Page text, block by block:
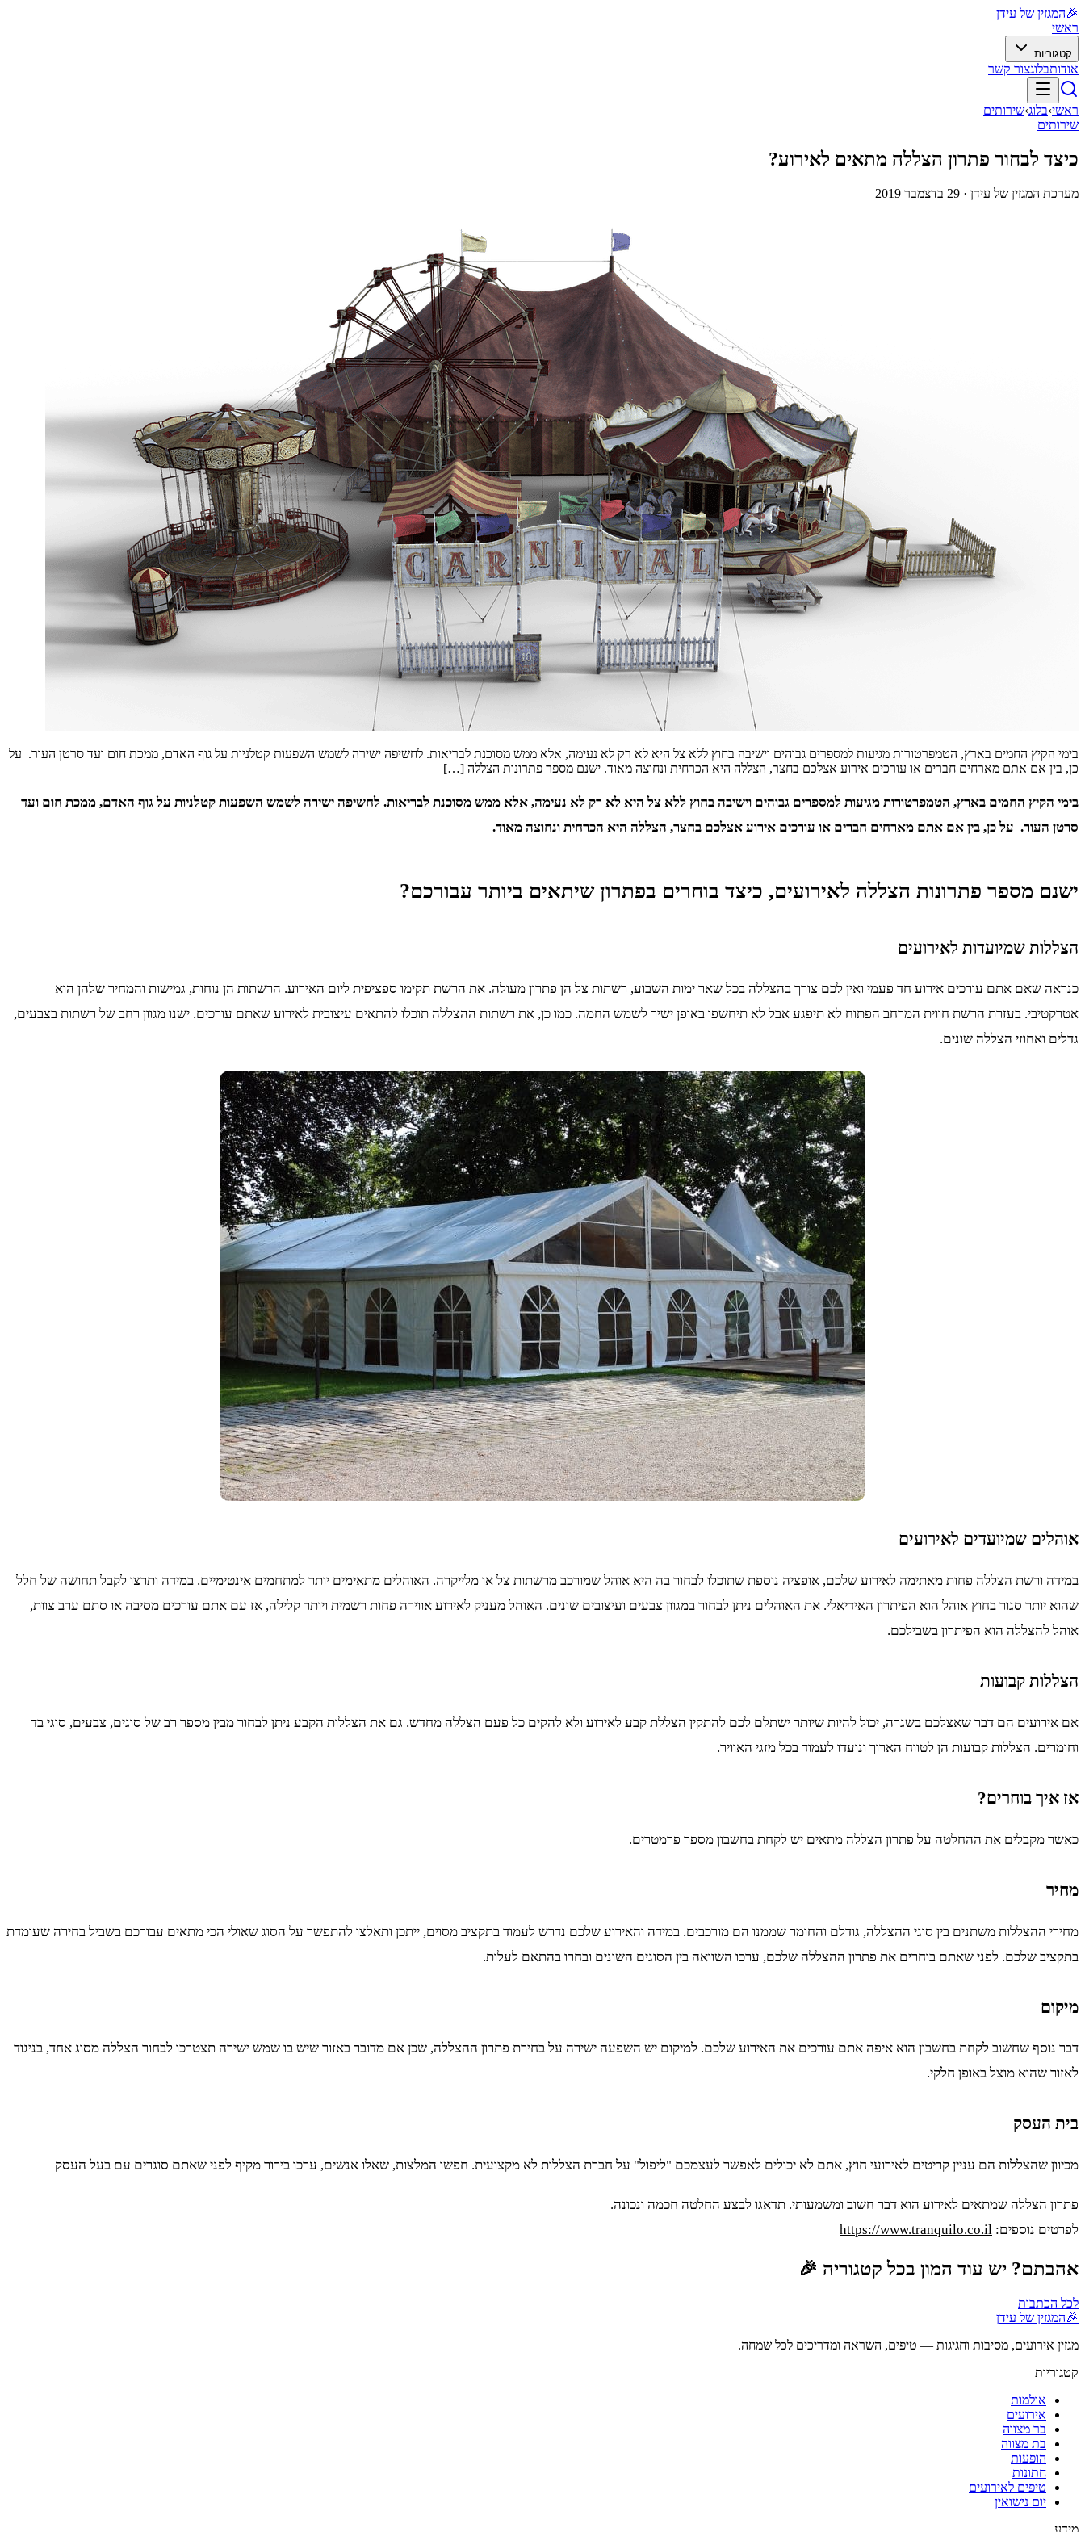
🎉המגזין של עידן
ראשי
קטגוריות
אודותבלוגצור קשר
ראשי›בלוג›שירותים
שירותים
כיצד לבחור פתרון הצללה מתאים לאירוע?
מערכת המגזין של עידן · 29 בדצמבר 2019
בימי הקיץ החמים בארץ, הטמפרטורות מגיעות למספרים גבוהים וישיבה בחוץ ללא צל היא לא רק לא נעימה, אלא ממש מסוכנת לבריאות. לחשיפה ישירה לשמש השפעות קטלניות על גוף האדם, ממכת חום ועד סרטן העור. על
כן, בין אם אתם מארחים חברים או עורכים אירוע אצלכם בחצר, הצללה היא הכרחית ונחוצה מאוד. ישנם מספר פתרונות הצללה […]
בימי הקיץ החמים בארץ, הטמפרטורות מגיעות למספרים גבוהים וישיבה בחוץ ללא צל היא לא רק לא נעימה, אלא ממש מסוכנת לבריאות. לחשיפה ישירה לשמש השפעות קטלניות על גוף האדם, ממכת חום ועד
סרטן העור. על כן, בין אם אתם מארחים חברים או עורכים אירוע אצלכם בחצר, הצללה היא הכרחית ונחוצה מאוד.
ישנם מספר פתרונות הצללה לאירועים, כיצד בוחרים בפתרון שיתאים ביותר עבורכם?
הצללות שמיועדות לאירועים
כנראה שאם אתם עורכים אירוע חד פעמי ואין לכם צורך בהצללה בכל שאר ימות השבוע, רשתות צל הן פתרון מעולה. את הרשת תקימו ספציפית ליום האירוע. הרשתות הן נוחות, גמישות והמחיר שלהן הוא
אטרקטיבי. בעזרת הרשת חווית המרחב הפתוח לא תיפגע אבל לא תיחשפו באופן ישיר לשמש החמה. כמו כן, את רשתות ההצללה תוכלו להתאים עיצובית לאירוע שאתם עורכים. ישנו מגוון רחב של רשתות בצבעים,
גדלים ואחוזי הצללה שונים.
אוהלים שמיועדים לאירועים
במידה ורשת הצללה פחות מאתימה לאירוע שלכם, אופציה נוספת שתוכלו לבחור בה היא אוהל שמורכב מרשתות צל או מלייקרה. האוהלים מתאימים יותר למתחמים אינטימיים. במידה ותרצו לקבל תחושה של חלל
שהוא יותר סגור בחוץ אוהל הוא הפיתרון האידיאלי. את האוהלים ניתן לבחור במגוון צבעים ועיצובים שונים. האוהל מעניק לאירוע אווירה פחות רשמית ויותר קלילה, אז עם אתם עורכים מסיבה או סתם ערב צוות,
אוהל להצללה הוא הפיתרון בשבילכם.
הצללות קבועות
אם אירועים הם דבר שאצלכם בשגרה, יכול להיות שיותר ישתלם לכם להתקין הצללת קבע לאירוע ולא להקים כל פעם הצללה מחדש. גם את הצללות הקבע ניתן לבחור מבין מספר רב של סוגים, צבעים, סוגי בד
וחומרים. הצללות קבועות הן לטווח הארוך ונועדו לעמוד בכל מזגי האוויר.
אז איך בוחרים?
כאשר מקבלים את ההחלטה על פתרון הצללה מתאים יש לקחת בחשבון מספר פרמטרים.
מחיר
מחירי ההצללות משתנים בין סוגי ההצללה, גודלם והחומר שממנו הם מורכבים. במידה והאירוע שלכם נדרש לעמוד בתקציב מסוים, ייתכן ותאלצו להתפשר על הסוג שאולי הכי מתאים עבורכם בשביל בחירה שעומדת
בתקציב שלכם. לפני שאתם בוחרים את פתרון ההצללה שלכם, ערכו השוואה בין הסוגים השונים ובחרו בהתאם לעלות.
מיקום
דבר נוסף שחשוב לקחת בחשבון הוא איפה אתם עורכים את האירוע שלכם. למיקום יש השפעה ישירה על בחירת פתרון ההצללה, שכן אם מדובר באזור שיש בו שמש ישירה תצטרכו לבחור הצללה מסוג אחד, בניגוד
לאזור שהוא מוצל באופן חלקי.
בית העסק
מכיוון שהצללות הם עניין קריטים לאירועי חוץ, אתם לא יכולים לאפשר לעצמכם "ליפול" על חברת הצללות לא מקצועית. חפשו המלצות, שאלו אנשים, ערכו בירור מקיף לפני שאתם סוגרים עם בעל העסק
פתרון הצללה שמתאים לאירוע הוא דבר חשוב ומשמעותי. תדאגו לבצע החלטה חכמה ונכונה.
לפרטים נוספים: https://www.tranquilo.co.il
אהבתם? יש עוד המון בכל קטגוריה 🎉
לכל הכתבות
🎉המגזין של עידן
מגזין אירועים, מסיבות וחגיגות — טיפים, השראה ומדריכים לכל שמחה.
קטגוריות
אולמות
אירועים
בר מצווה
בת מצווה
הופעות
חתונות
טיפים לאירועים
יום נישואין
מידע